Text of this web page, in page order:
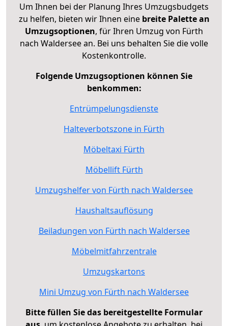
Um Ihnen bei der Planung Ihres Umzugsbudgets
zu helfen, bieten wir Ihnen eine breite Palette an
Umzugsoptionen, für Ihren Umzug von Fürth
nach Waldersee an. Bei uns behalten Sie die volle
Kostenkontrolle.
Folgende Umzugsoptionen können Sie
benkommen:
Entrümpelungsdienste
Halteverbotszone in Fürth
Möbeltaxi Fürth
Möbellift Fürth
Umzugshelfer von Fürth nach Waldersee
Haushaltsauflösung
Beiladungen von Fürth nach Waldersee
Möbelmitfahrzentrale
Umzugskartons
Mini Umzug von Fürth nach Waldersee
Bitte füllen Sie das bereitgestellte Formular